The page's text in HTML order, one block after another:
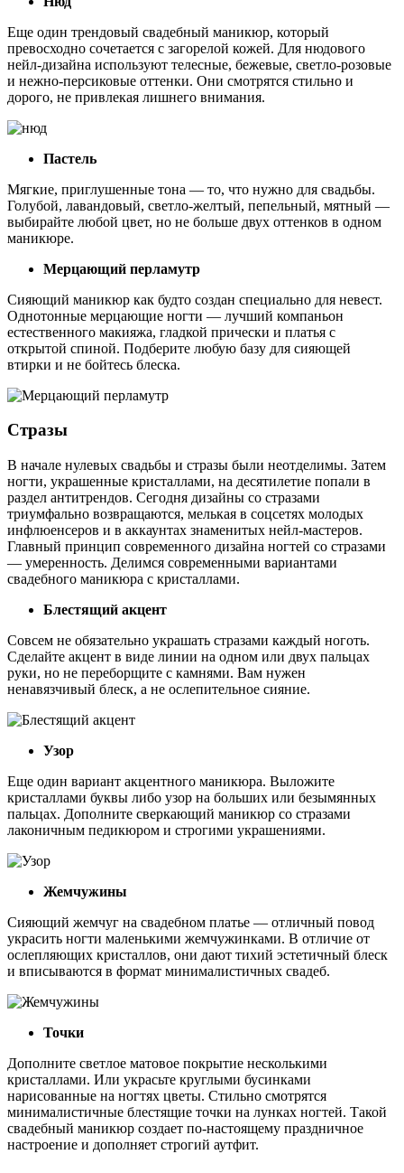
Еще один трендовый свадебный маникюр, который
превосходно сочетается с загорелой кожей. Для нюдового
нейл-дизайна используют телесные, бежевые, светло-розовые
и нежно-персиковые оттенки. Они смотрятся стильно и
дорого, не привлекая лишнего внимания.
Пастель
Мягкие, приглушенные тона — то, что нужно для свадьбы.
Голубой, лавандовый, светло-желтый, пепельный, мятный —
выбирайте любой цвет, но не больше двух оттенков в одном
маникюре.
Мерцающий перламутр
Сияющий маникюр как будто создан специально для невест.
Однотонные мерцающие ногти — лучший компаньон
естественного макияжа, гладкой прически и платья с
открытой спиной. Подберите любую базу для сияющей
втирки и не бойтесь блеска.
Стразы
В начале нулевых свадьбы и стразы были неотделимы. Затем
ногти, украшенные кристаллами, на десятилетие попали в
раздел антитрендов. Сегодня дизайны со стразами
триумфально возвращаются, мелькая в соцсетях молодых
инфлюенсеров и в аккаунтах знаменитых нейл-мастеров.
Главный принцип современного дизайна ногтей со стразами
— умеренность. Делимся современными вариантами
свадебного маникюра с кристаллами.
Блестящий акцент
Совсем не обязательно украшать стразами каждый ноготь.
Сделайте акцент в виде линии на одном или двух пальцах
руки, но не переборщите с камнями. Вам нужен
ненавязчивый блеск, а не ослепительное сияние.
Узор
Еще один вариант акцентного маникюра. Выложите
кристаллами буквы либо узор на больших или безымянных
пальцах. Дополните сверкающий маникюр со стразами
лаконичным педикюром и строгими украшениями.
Жемчужины
Сияющий жемчуг на свадебном платье — отличный повод
украсить ногти маленькими жемчужинками. В отличие от
ослепляющих кристаллов, они дают тихий эстетичный блеск
и вписываются в формат минималистичных свадеб.
Точки
Дополните светлое матовое покрытие несколькими
кристаллами. Или украсьте круглыми бусинками
нарисованные на ногтях цветы. Стильно смотрятся
минималистичные блестящие точки на лунках ногтей. Такой
свадебный маникюр создает по-настоящему праздничное
настроение и дополняет строгий аутфит.